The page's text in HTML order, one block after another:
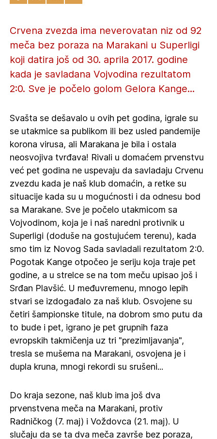
Crvena zvezda ima neverovatan niz od 92
meča bez poraza na Marakani u Superligi
koji datira još od 30. aprila 2017. godine
kada je savladana Vojvodina rezultatom
2:0. Sve je počelo golom Gelora Kange...
Svašta se dešavalo u ovih pet godina, igrale su
se utakmice sa publikom ili bez usled pandemije
korona virusa, ali Marakana je bila i ostala
neosvojiva tvrđava! Rivali u domaćem prvenstvu
već pet godina ne uspevaju da savladaju Crvenu
zvezdu kada je naš klub domaćin, a retke su
situacije kada su u mogućnosti i da odnesu bod
sa Marakane. Sve je počelo utakmicom sa
Vojvodinom, koja je i naš naredni protivnik u
Superligi (doduše na gostujućem terenu), kada
smo tim iz Novog Sada savladali rezultatom 2:0.
Pogotak Kange otpočeo je seriju koja traje pet
godine, a u strelce se na tom meču upisao još i
Srđan Plavšić. U međuvremenu, mnogo lepih
stvari se izdogađalo za naš klub. Osvojene su
četiri šampionske titule, na dobrom smo putu da
to bude i pet, igrano je pet grupnih faza
evropskih takmičenja uz tri "prezimljavanja",
tresla se mušema na Marakani, osvojena je i
dupla kruna, mnogi rekordi su srušeni...
Do kraja sezone, naš klub ima još dva
prvenstvena meča na Marakani, protiv
Radničkog (7. maj) i Voždovca (21. maj). U
slučaju da se ta dva meča završe bez poraza,